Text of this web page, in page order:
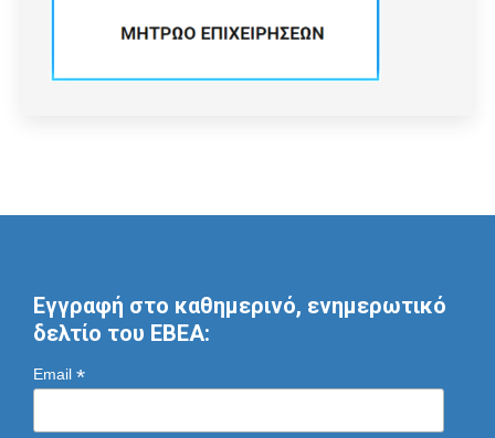
Εγγραφή στο καθημερινό, ενημερωτικό
δελτίο του ΕΒΕΑ:
Email *